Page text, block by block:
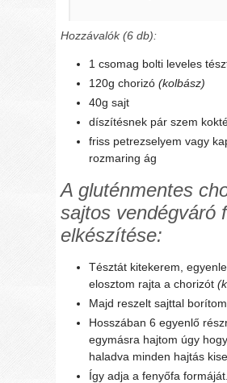
Hozzávalók (6 db):
1 csomag bolti leveles
120g chorizó(kolbász)
40g sajt
díszítésnek pár szem
friss petrezselyem vagy
rozmaring ág
A gluténmentes
sajtos vendégváró
elkészítése:
Tésztát kitekerem,
elosztom rajta a chorizót
Majd reszelt sajttal borítom.
Hosszában 6 egyenlő
egymásra hajtom úgy
haladva minden hajtás
Így adja a fenyőfa formáját.